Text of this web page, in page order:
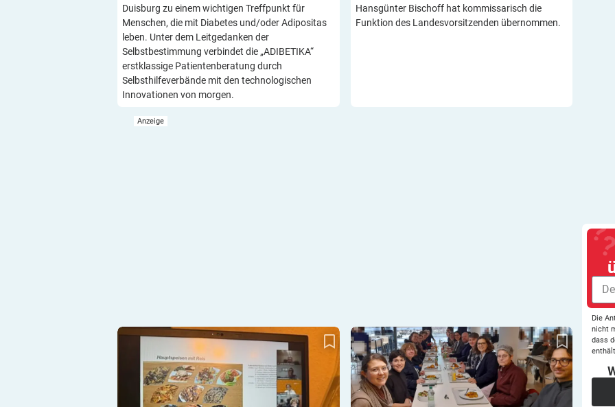
Duisburg zu einem wichtigen Treffpunkt für
Menschen, die mit Diabetes und/oder Adipositas
leben. Unter dem Leitgedanken der
Selbstbestimmung verbindet die „ADIBETIKA“
erstklassige Patientenberatung durch
Selbsthilfeverbände mit den technologischen
Innovationen von morgen.
Hansgünter Bischoff hat kommissarisch die
Funktion des Landesvorsitzenden übernommen.
RIN-Talk: Migration, Wissen und Ramadan
Jahrestreffen 2026 des ADAPT-HEAT-Projekts:
Diabetes-Medikamente bei hohen Temperaturen
Die
nicht
dass
enthält.